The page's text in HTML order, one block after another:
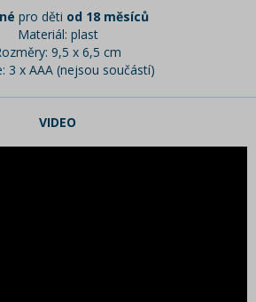
pro děti od 18 měsíců
Materiál: plast
9,5 x 6,5 cm
3 x AAA (nejsou součástí)
VIDEO